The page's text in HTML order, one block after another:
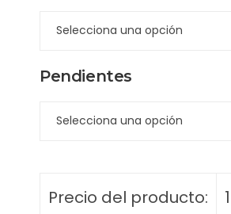
Pendientes
Precio del producto: